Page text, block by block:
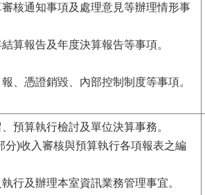
核通知事項及處理意見等辦理情形事
算報告及年度決算報告等事項。
、憑證銷毀、內部控制制度等事項。
預算執行檢討及單位決算事務。
)收入審核與預算執行各項報表之編
行及辦理本室資訊業務管理事宜。